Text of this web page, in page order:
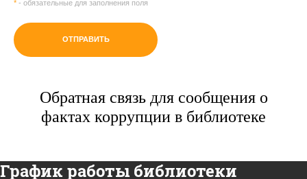
* - обязательные для заполнения поля
ОТПРАВИТЬ
Обратная связь для сообщения о
фактах коррупции в библиотеке
График работы библиотеки